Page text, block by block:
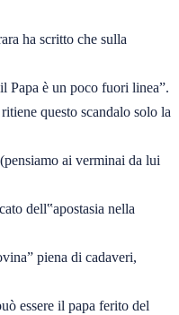
ha scritto che sulla
Papa è un poco fuori linea”.
questo scandalo solo la
ai verminai da lui
dell‟apostasia nella
piena di cadaveri,
essere il papa ferito del